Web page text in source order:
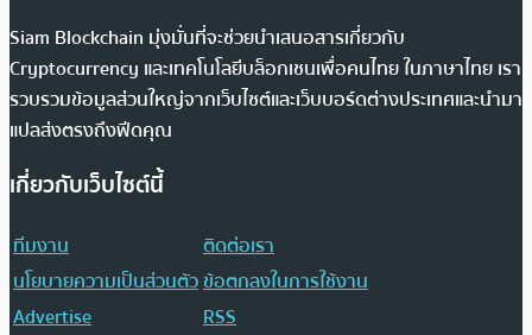
Siam Blockchain มุ่งมั่นที่จะช่วยนำเสนอสารเกี่ยวกับ
Cryptocurrency และเทคโนโลยีบล็อกเชนเพื่อคนไทย ในภาษาไทย เรา
รวบรวมข้อมูลส่วนใหญ่จากเว็บไซต์และเว็บบอร์ดต่างประเทศและนำมา
แปลส่งตรงถึงฟีดคุณ
เกี่ยวกับเว็บไซต์นี้
ทีมงาน
ติดต่อเรา
นโยบายความเป็นส่วนตัวข้อตกลงในการใช้งาน
Advertise
RSS